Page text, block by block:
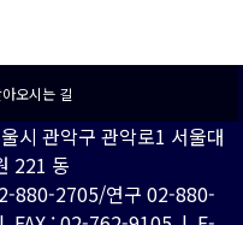
오시는 길
시 관악구 관악로1 서울대
221 동
880-2705/연구 02-880-